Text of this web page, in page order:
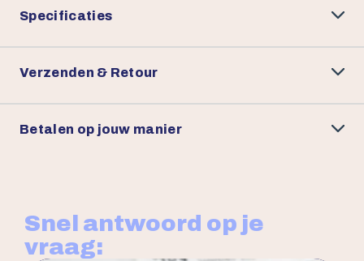
Specificaties
Verzenden & Retour
Betalen op jouw manier
Snel antwoord op je
vraag: